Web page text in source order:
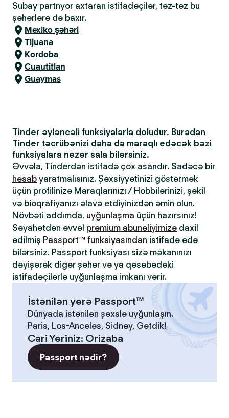
Subay partnyor axtaran istifadəçilər, tez-tez bu
şəhərlərə də baxır.
Mexiko şəhəri
Tijuana
Kordoba
Cuautitlan
Guaymas
Tinder əyləncəli funksiyalarla doludur. Buradan
Tinder təcrübənizi daha da maraqlı edəcək bəzi
funksiyalara nəzər sala bilərsiniz.
Əvvəla, Tinderdən istifadə çox asandır. Sadəcə bir
hesab yaratmalısınız. Şəxsiyyətinizi göstərmək
üçün profilinizə Maraqlarınızı / Hobbilərinizi, şəkil
və bioqrafiyanızı əlavə etdiyinizdən əmin olun.
Növbəti addımda, uyğunlaşma üçün hazırsınız!
Səyahətdən əvvəl premium abunəliyimizə daxil
edilmiş Passport™ funksiyasından istifadə edə
bilərsiniz. Passport funksiyası sizə məkanınızı
dəyişərək digər şəhər və ya qəsəbədəki
istifadəçilərlə uyğunlaşma imkanı verir.
İstənilən yerə Passport™
Dünyada istənilən şəxslə uyğunlaşın.
Paris, Los-Anceles, Sidney, Getdik!
Cari Yeriniz: Orizaba
Passport nədir?